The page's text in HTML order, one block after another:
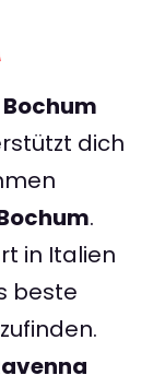
dich
.
in Italien
beste